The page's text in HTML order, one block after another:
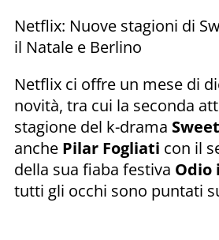
Netflix: Nuove stagioni di
il Natale e Berlino
Netflix ci offre un mese di
novità, tra cui la seconda
stagione del k-drama
anche Pilar Fogliati con il
della sua fiaba festiva Odio
tutti gli occhi sono puntati